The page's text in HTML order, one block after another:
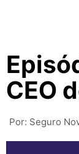
CEO
Por: Seguro